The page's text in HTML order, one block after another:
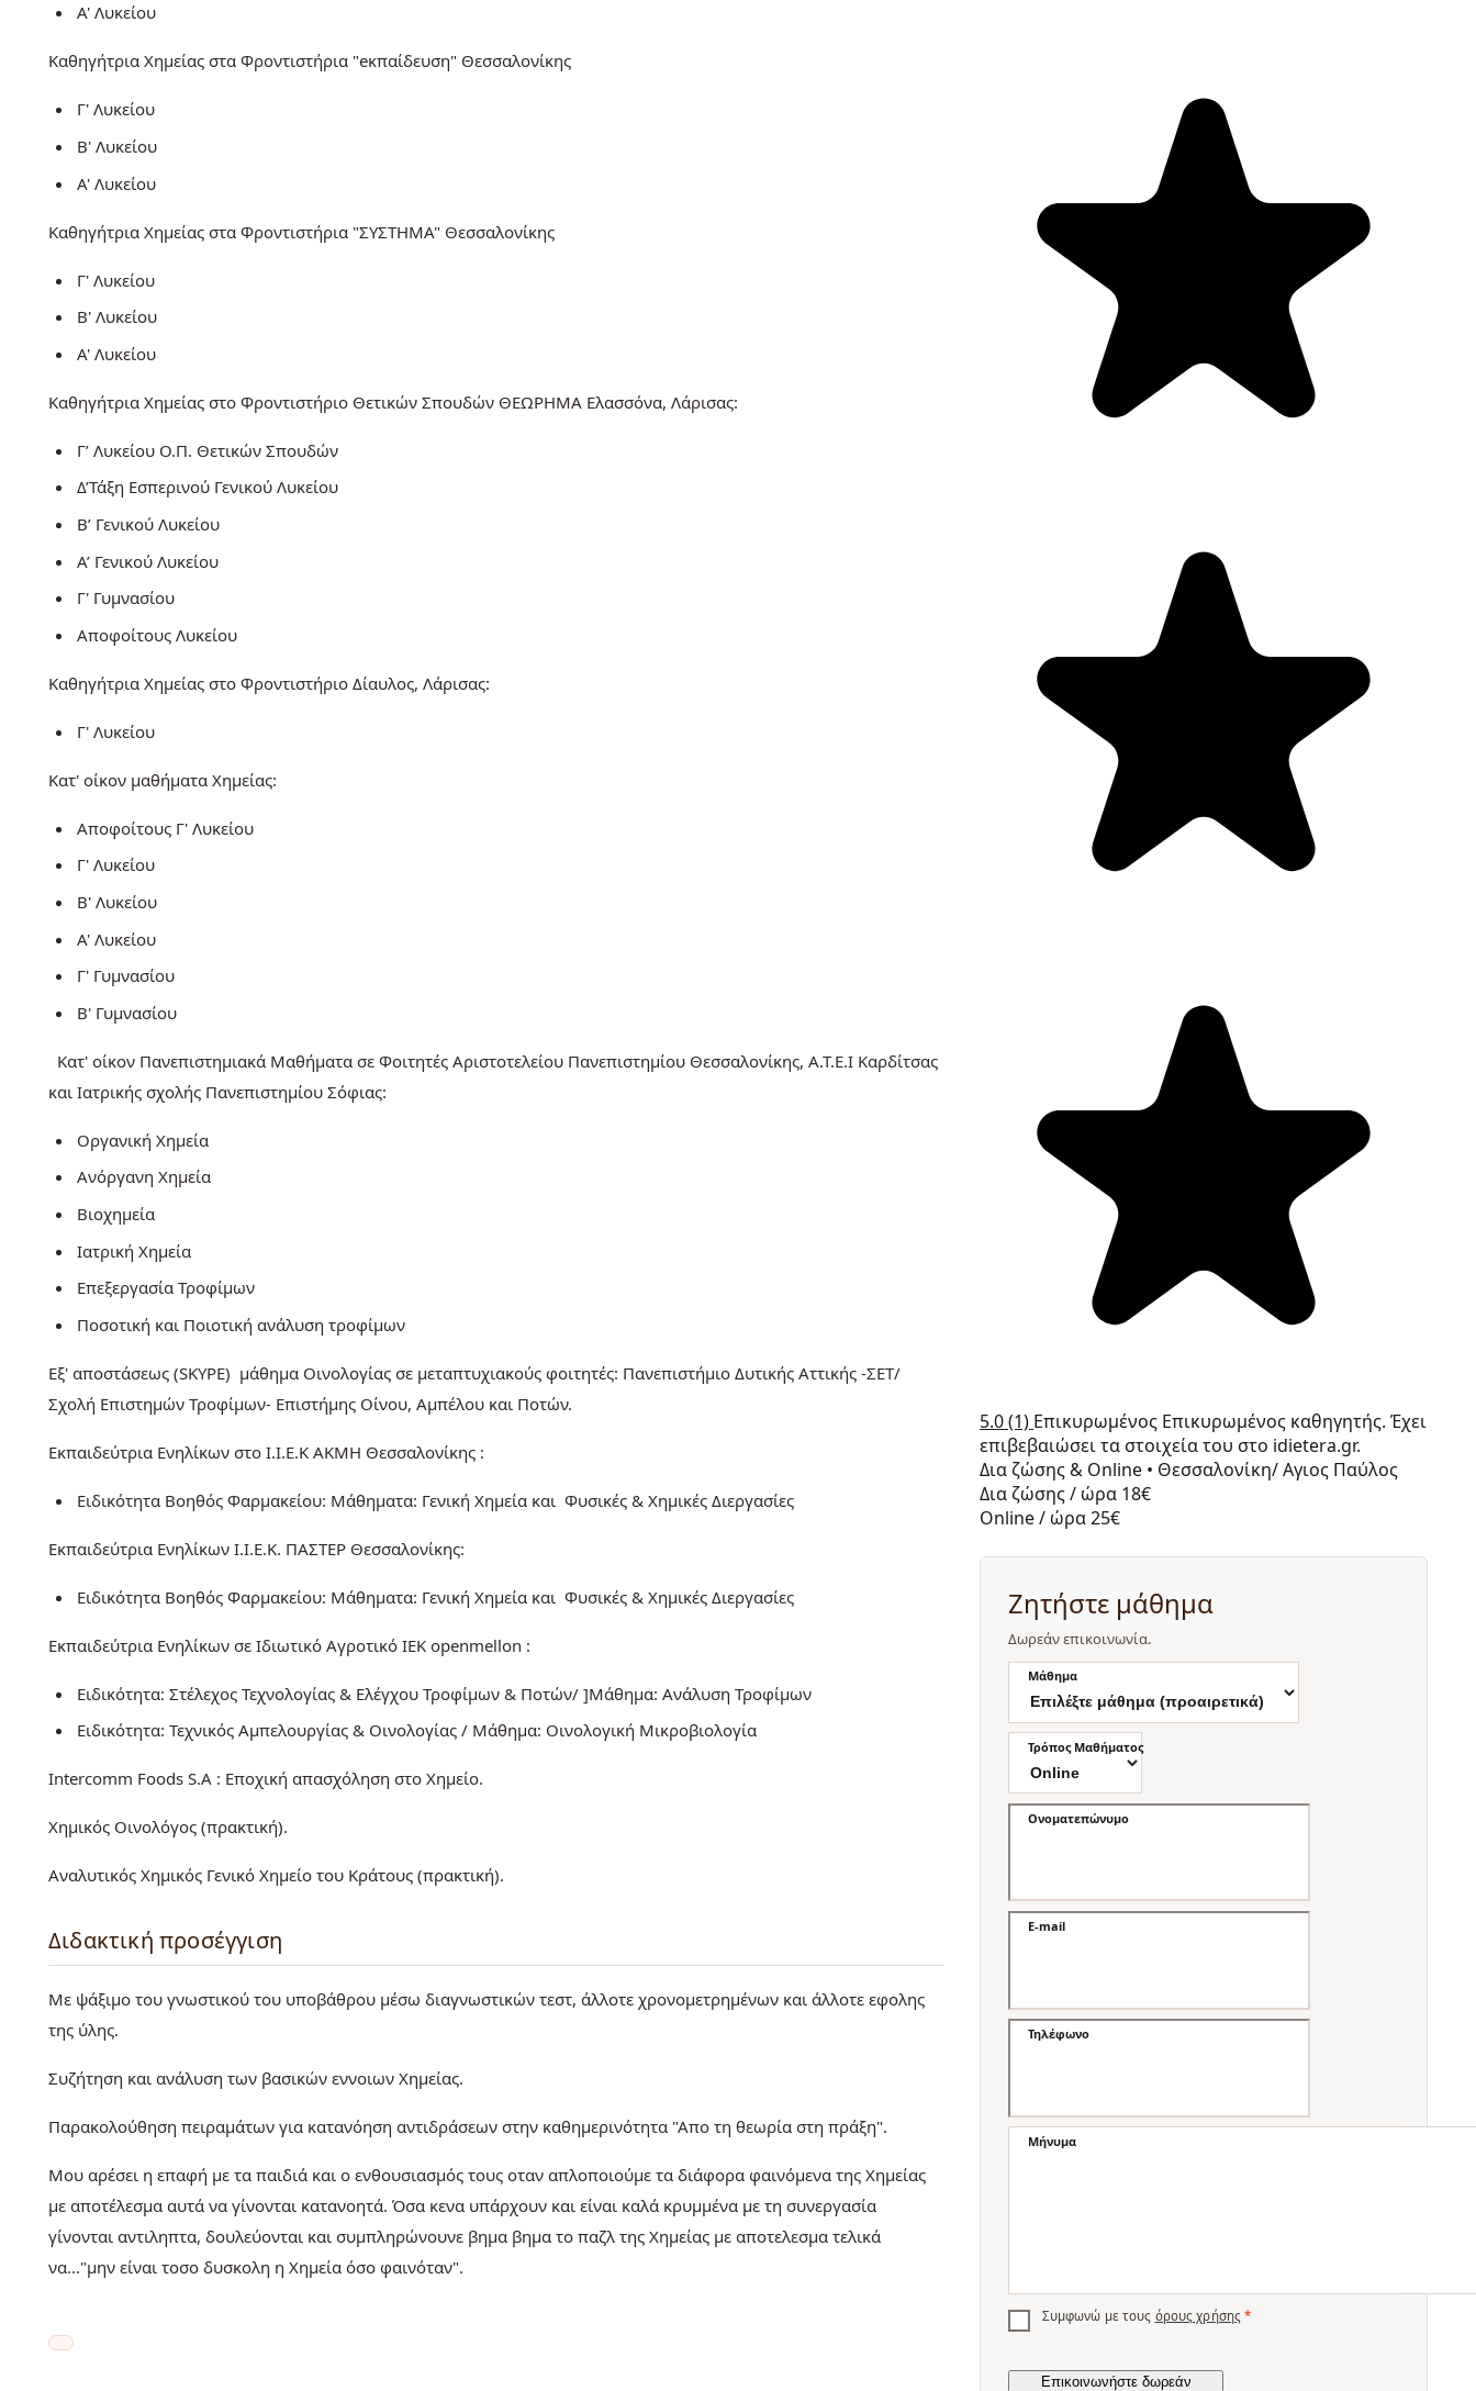
Α' Λυκείου
Καθηγήτρια Χημείας στα Φροντιστήρια "eκπαίδευση" Θεσσαλονίκης
Γ' Λυκείου
Β' Λυκείου
Α' Λυκείου
Καθηγήτρια Χημείας στα Φροντιστήρια "ΣΥΣΤΗΜΑ" Θεσσαλονίκης
Γ' Λυκείου
Β' Λυκείου
Α' Λυκείου
Καθηγήτρια Χημείας στο Φροντιστήριο Θετικών Σπουδών ΘΕΩΡΗΜΑ Ελασσόνα, Λάρισας:
Γ’ Λυκείου Ο.Π. Θετικών Σπουδών
Δ’Τάξη Εσπερινού Γενικού Λυκείου
Β’ Γενικού Λυκείου
Α’ Γενικού Λυκείου
Γ' Γυμνασίου
Αποφοίτους Λυκείου
Καθηγήτρια Χημείας στο Φροντιστήριο Δίαυλος, Λάρισας:
Γ' Λυκείου
Κατ' οίκον μαθήματα Χημείας:
Αποφοίτους Γ' Λυκείου
Γ' Λυκείου
Β' Λυκείου
Α' Λυκείου
Γ' Γυμνασίου
Β' Γυμνασίου
Κατ' οίκον Πανεπιστημιακά Μαθήματα σε Φοιτητές Αριστοτελείου Πανεπιστημίου Θεσσαλονίκης, Α.Τ.Ε.Ι Καρδίτσας
και Ιατρικής σχολής Πανεπιστημίου Σόφιας:
Οργανική Χημεία
Ανόργανη Χημεία
Βιοχημεία
Ιατρική Χημεία
Επεξεργασία Τροφίμων
Ποσοτική και Ποιοτική ανάλυση τροφίμων
Εξ' αποστάσεως (SKYPE) μάθημα Οινολογίας σε μεταπτυχιακούς φοιτητές: Πανεπιστήμιο Δυτικής Αττικής -ΣΕΤ/
Σχολή Επιστημών Τροφίμων- Επιστήμης Οίνου, Αμπέλου και Ποτών.
Εκπαιδεύτρια Ενηλίκων στο Ι.Ι.Ε.Κ ΑΚΜΗ Θεσσαλονίκης :
Ειδικότητα Βοηθός Φαρμακείου: Μάθηματα: Γενική Χημεία και Φυσικές & Χημικές Διεργασίες
Εκπαιδεύτρια Ενηλίκων Ι.Ι.Ε.Κ. ΠΑΣΤΕΡ Θεσσαλονίκης:
Ειδικότητα Βοηθός Φαρμακείου: Μάθηματα: Γενική Χημεία και Φυσικές & Χημικές Διεργασίες
Εκπαιδεύτρια Ενηλίκων σε Ιδιωτικό Αγροτικό ΙΕΚ openmellon :
Ειδικότητα: Στέλεχος Τεχνολογίας & Ελέγχου Τροφίμων & Ποτών/ ]Μάθημα: Ανάλυση Τροφίμων
Ειδικότητα: Τεχνικός Αμπελουργίας & Οινολογίας / Μάθημα: Οινολογική Μικροβιολογία
Intercomm Foods S.A : Εποχική απασχόληση στο Χημείο.
Χημικός Οινολόγος (πρακτική).
Αναλυτικός Χημικός Γενικό Χημείο του Κράτους (πρακτική).
Διδακτική προσέγγιση
Με ψάξιμο του γνωστικού του υποβάθρου μέσω διαγνωστικών τεστ, άλλοτε χρονομετρημένων και άλλοτε εφολης
της ύλης.
Συζήτηση και ανάλυση των βασικών εννοιων Χημείας.
Παρακολούθηση πειραμάτων για κατανόηση αντιδράσεων στην καθημερινότητα "Απο τη θεωρία στη πράξη".
Μου αρέσει η επαφή με τα παιδιά και ο ενθουσιασμός τους οταν απλοποιούμε τα διάφορα φαινόμενα της Χημείας
με αποτέλεσμα αυτά να γίνονται κατανοητά. Όσα κενα υπάρχουν και είναι καλά κρυμμένα με τη συνεργασία
γίνονται αντιληπτα, δουλεύονται και συμπληρώνουνε βημα βημα το παζλ της Χημείας με αποτελεσμα τελικά
να..."μην είναι τοσο δυσκολη η Χημεία όσο φαινόταν".
5.0(1) Επικυρωμένος Επικυρωμένος καθηγητής. Έχει
επιβεβαιώσει τα στοιχεία του στο idietera.gr.
Δια ζώσης & Online • Θεσσαλονίκη/ Αγιος Παύλος
Δια ζώσης / ώρα 18€
Online / ώρα25€
Ζητήστε μάθημα
Δωρεάν επικοινωνία.
Μάθημα
Τρόπος Μαθήματος
Ονοματεπώνυμο
E-mail
Τηλέφωνο
Μήνυμα
Συμφωνώ με τους όρους χρήσης *